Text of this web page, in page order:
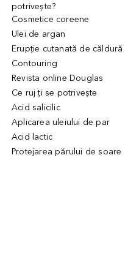
potrivește?
Cosmetice coreene
Ulei de argan
Erupție cutanată de căldură
Contouring
Revista online Douglas
Ce ruj ți se potrivește
Acid salicilic
Aplicarea uleiului de par
Acid lactic
Protejarea părului de soare